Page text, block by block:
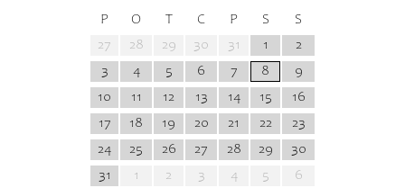
P O T C P S
S
27
28 29 30 31 1
2
3
4 5 6 7 8
9
10
11 12 13 14 15
16
17
18 19 20 21 22
23
24
25 26 27 28 29
30
31
1 2 3 4 5
6